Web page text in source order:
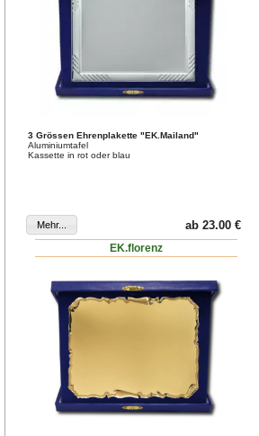
3 Grössen Ehrenplakette "EK.Mailand"
Aluminiumtafel
Kassette in rot oder blau
ab 23.00 €
EK.florenz